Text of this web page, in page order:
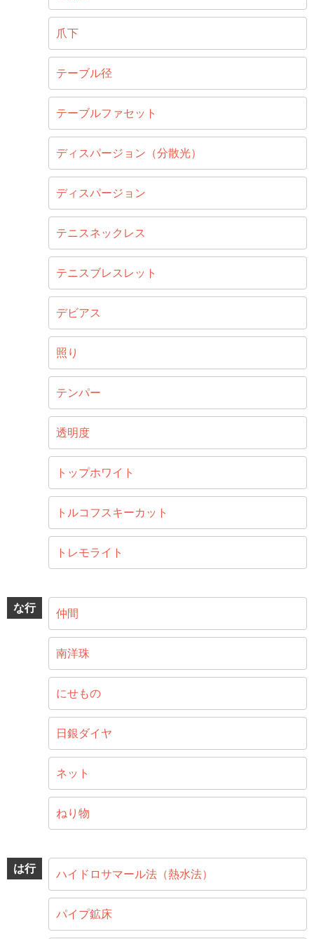
爪下
テーブル径
テーブルファセット
ディスパージョン（分散光）
ディスパージョン
テニスネックレス
テニスブレスレット
デビアス
照り
テンパー
透明度
トップホワイト
トルコフスキーカット
トレモライト
な行 仲間
南洋珠
にせもの
日銀ダイヤ
ネット
ねり物
は行 ハイドロサマール法（熱水法）
パイプ鉱床